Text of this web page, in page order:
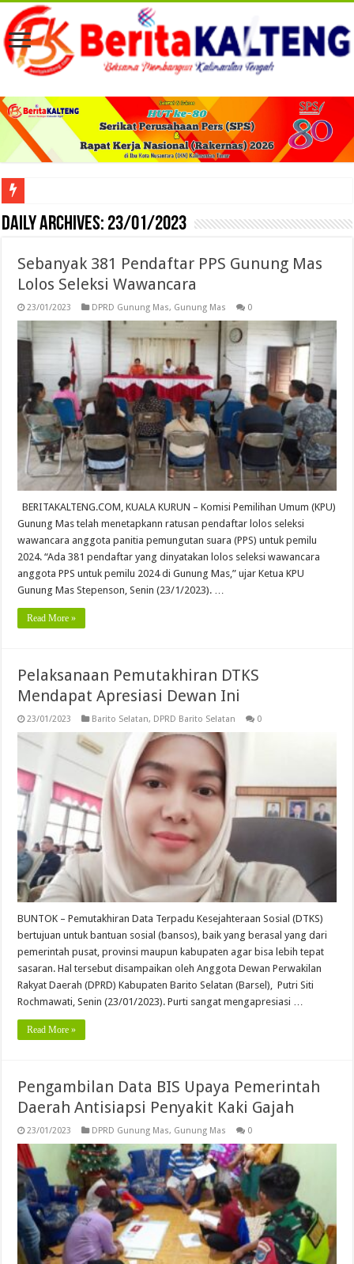
Viral! Selama Dua Bulan Lebih Siltap Serta Tunjangan Pemdes dan BPD di
Daily Archives: 23/01/2023
Sebanyak 381 Pendaftar PPS Gunung Mas
Lolos Seleksi Wawancara
23/01/2023 DPRD Gunung Mas, Gunung Mas 0
BERITAKALTENG.COM, KUALA KURUN – Komisi Pemilihan Umum (KPU)
Gunung Mas telah menetapkann ratusan pendaftar lolos seleksi
wawancara anggota panitia pemungutan suara (PPS) untuk pemilu
2024. “Ada 381 pendaftar yang dinyatakan lolos seleksi wawancara
anggota PPS untuk pemilu 2024 di Gunung Mas,” ujar Ketua KPU
Gunung Mas Stepenson, Senin (23/1/2023). …
Read More »
Pelaksanaan Pemutakhiran DTKS
Mendapat Apresiasi Dewan Ini
23/01/2023 Barito Selatan, DPRD Barito Selatan 0
BUNTOK – Pemutakhiran Data Terpadu Kesejahteraan Sosial (DTKS)
bertujuan untuk bantuan sosial (bansos), baik yang berasal yang dari
pemerintah pusat, provinsi maupun kabupaten agar bisa lebih tepat
sasaran. Hal tersebut disampaikan oleh Anggota Dewan Perwakilan
Rakyat Daerah (DPRD) Kabupaten Barito Selatan (Barsel), Putri Siti
Rochmawati, Senin (23/01/2023). Purti sangat mengapresiasi …
Read More »
Pengambilan Data BIS Upaya Pemerintah
Daerah Antisiapsi Penyakit Kaki Gajah
23/01/2023 DPRD Gunung Mas, Gunung Mas 0